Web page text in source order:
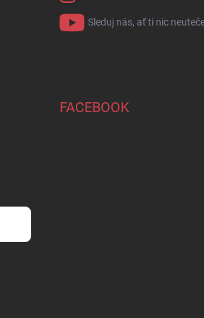
Sleduj nás, ať ti nic
FACEBOOK